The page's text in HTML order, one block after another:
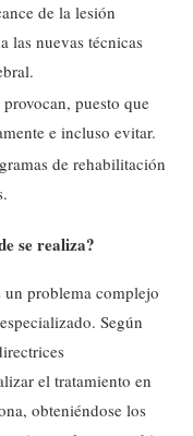
de la lesión
las nuevas técnicas
puesto que
e incluso evitar.
de rehabilitación
se realiza?
un problema complejo
Según
el tratamiento en
obteniéndose los